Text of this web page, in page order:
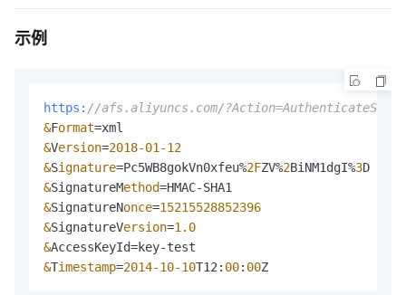
示例
https: //afs.aliyuncs.com/?Action=AuthenticateSig
&Format=
&Version=2018-01 -12
&Signature=Pc5WB8gokVn0xfeu%2FZV%2BiNM1dgI%3
&SignatureMethod=
&SignatureNonce=15215528852396
&SignatureVersion=1.0
&
&Timestamp=2014-10-10T12: 00: 00